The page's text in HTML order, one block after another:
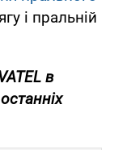
і пральній
в